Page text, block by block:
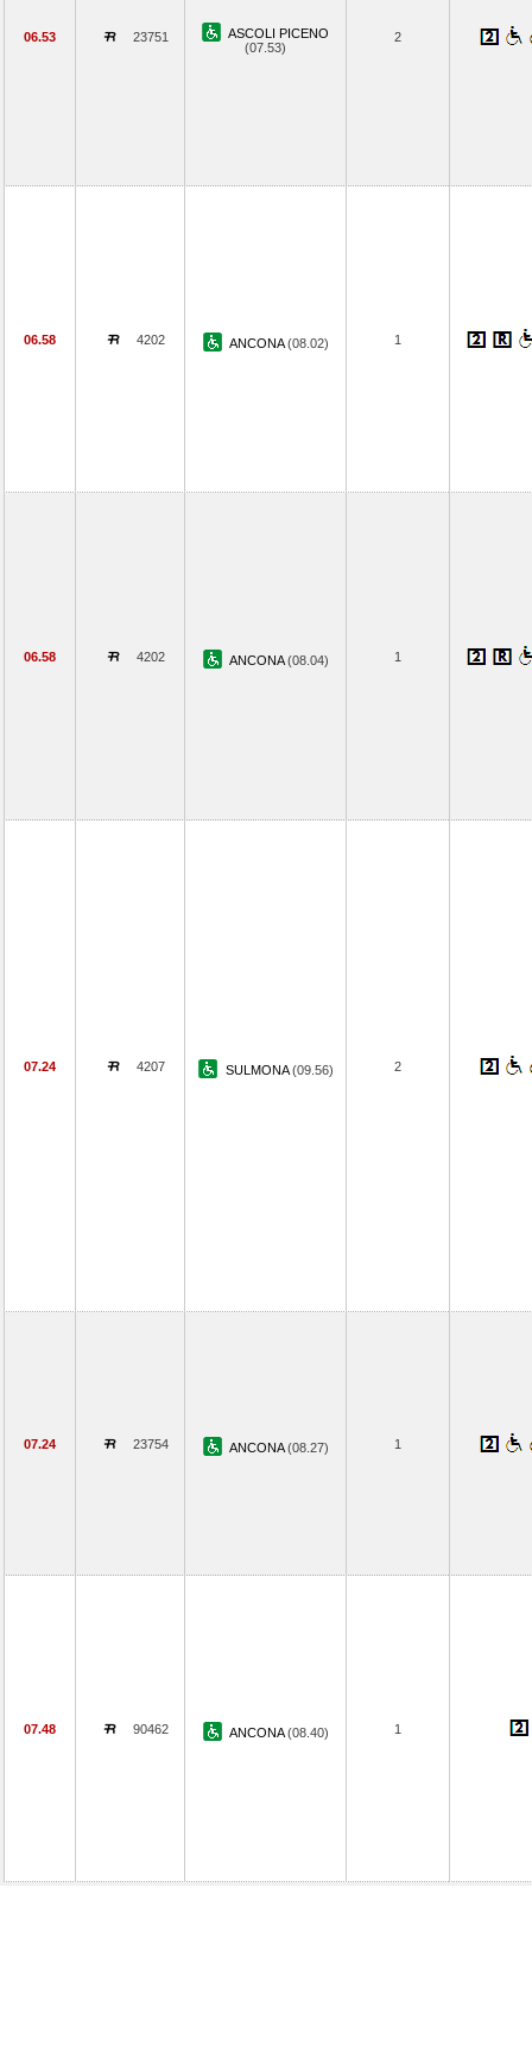
06.53 23751
ASCOLI PICENO
(07.53)
2
06.58 4202 ANCONA(08.02) 1
06.58 4202 ANCONA(08.04) 1
07.24 4207 SULMONA(09.56) 2
07.24 23754 ANCONA(08.27) 1
07.48 90462 ANCONA(08.40) 1